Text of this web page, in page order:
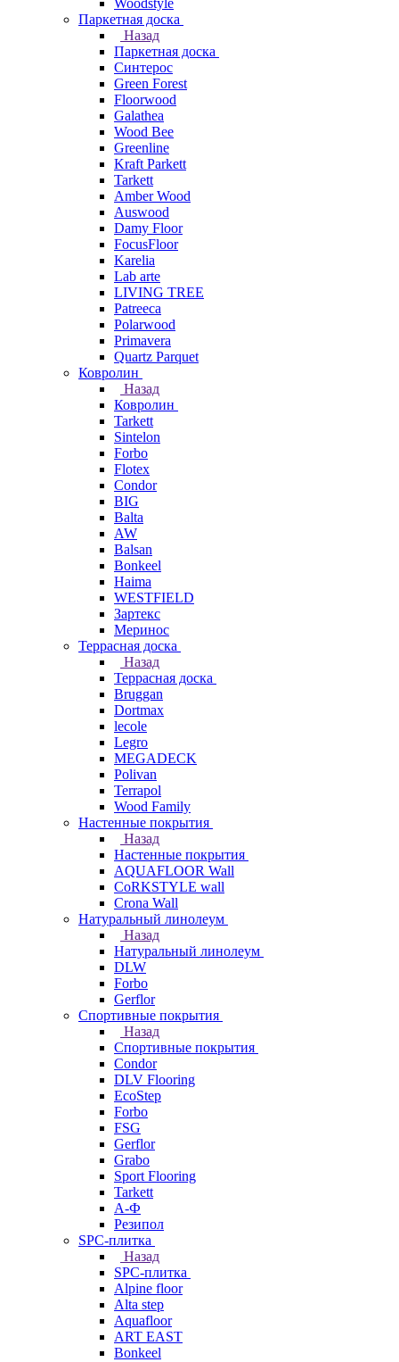
Woodstyle
Паркетная доска
Назад
Паркетная доска
Синтерос
Green Forest
Floorwood
Galathea
Wood Bee
Greenline
Kraft Parkett
Tarkett
Amber Wood
Auswood
Damy Floor
FocusFloor
Karelia
Lab arte
LIVING TREE
Patreeca
Polarwood
Primavera
Quartz Parquet
Ковролин
Назад
Ковролин
Tarkett
Sintelon
Forbo
Flotex
Condor
BIG
Balta
AW
Balsan
Bonkeel
Haima
WESTFIELD
Зартекс
Меринос
Террасная доска
Назад
Террасная доска
Bruggan
Dortmax
lecole
Legro
MEGADECK
Polivan
Terrapol
Wood Family
Настенные покрытия
Назад
Настенные покрытия
AQUAFLOOR Wall
CoRKSTYLE wall
Crona Wall
Натуральный линолеум
Назад
Натуральный линолеум
DLW
Forbo
Gerflor
Спортивные покрытия
Назад
Спортивные покрытия
Condor
DLV Flooring
EcoStep
Forbo
FSG
Gerflor
Grabo
Sport Flooring
Tarkett
А-Ф
Резипол
SPC-плитка
Назад
SPC-плитка
Alpine floor
Alta step
Aquafloor
ART EAST
Bonkeel